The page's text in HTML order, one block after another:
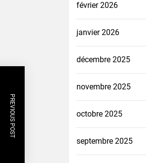
PREVIOUS POST
février 2026
janvier 2026
décembre 2025
novembre 2025
octobre 2025
septembre 2025